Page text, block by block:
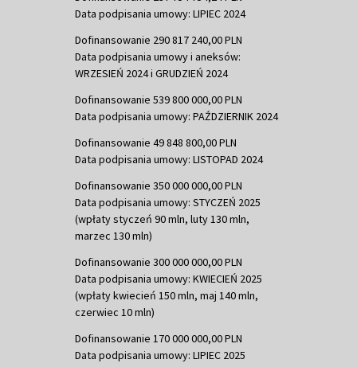
Data podpisania umowy: LIPIEC 2024
Dofinansowanie 290 817 240,00 PLN
Data podpisania umowy i aneksów:
WRZESIEŃ 2024 i GRUDZIEŃ 2024
Dofinansowanie 539 800 000,00 PLN
Data podpisania umowy: PAŹDZIERNIK 2024
Dofinansowanie 49 848 800,00 PLN
Data podpisania umowy: LISTOPAD 2024
Dofinansowanie 350 000 000,00 PLN
Data podpisania umowy: STYCZEŃ 2025
(wpłaty styczeń 90 mln, luty 130 mln,
marzec 130 mln)
Dofinansowanie 300 000 000,00 PLN
Data podpisania umowy: KWIECIEŃ 2025
(wpłaty kwiecień 150 mln, maj 140 mln,
czerwiec 10 mln)
Dofinansowanie 170 000 000,00 PLN
Data podpisania umowy: LIPIEC 2025